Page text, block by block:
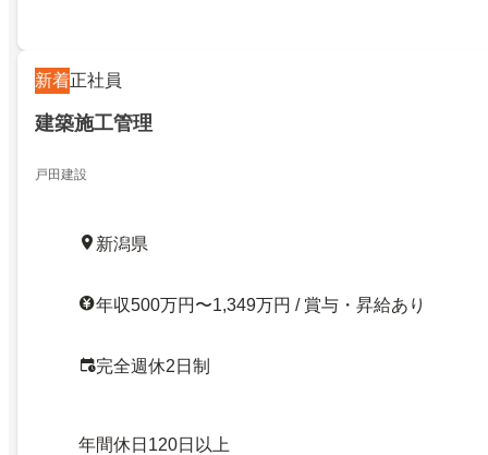
新着正社員
建築施工管理
戸田建設
新潟県
年収500万円〜1,349万円 / 賞与・昇給あり
完全週休2日制
年間休日120日以上